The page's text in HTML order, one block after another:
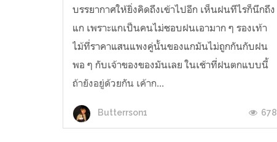
บรรยากาศให้ยิ่งคิดถึงเข้าไปอีก เห็นฝนทีไรก็นึกถึง
แก เพราะแกเป็นคนไม่ชอบฝนเอามาก ๆ รองเท้า
ไม้ที่ราคาแสนแพงคู่นั้นของแกมันไม่ถูกกันกับฝน
พอ ๆ กับเจ้าของของมันเลย ในเช้าที่ฝนตกแบบนี้
ถ้ายังอยู่ด้วยกัน เค้าก...
Butterrson1 678